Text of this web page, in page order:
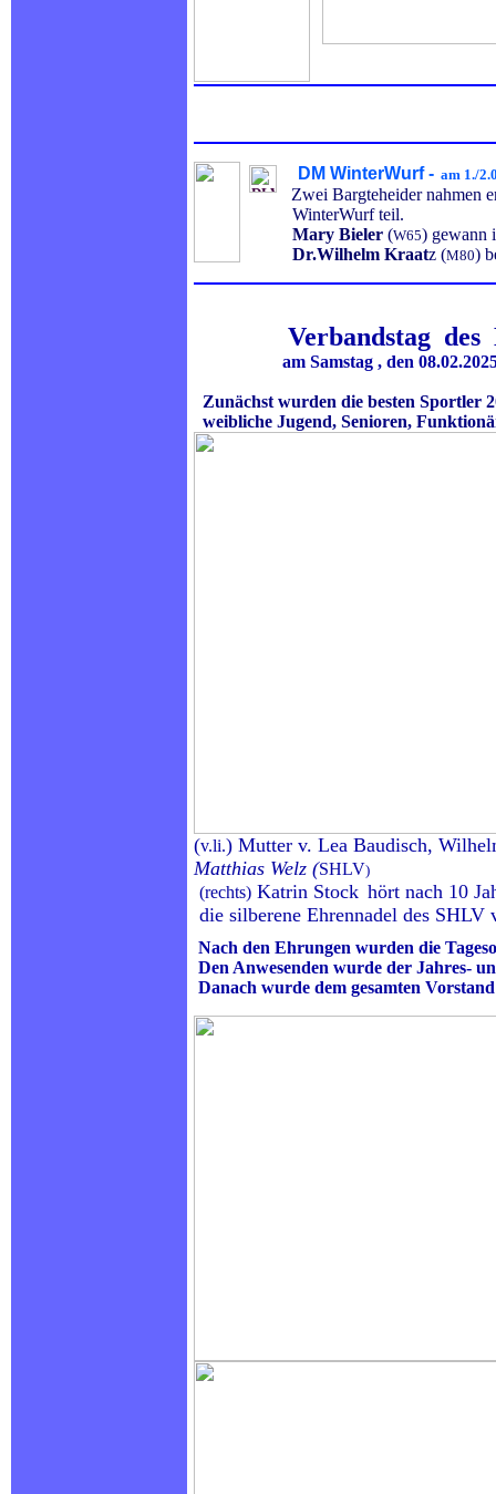
DM WinterWurf - am 1./
Zwei Bargteheider nahmen
WinterWurf teil.
Mary Bieler (W65) gewann
Dr.Wilhelm Kraatz (M80)
Verbandstag
am Samstag , den 08.02.2025
Zunächst wurden die besten Sportler
weibliche Jugend, Senioren,
(v.li.) Mutter v. Lea Baudisch,
Matthias Welz (SHLV)
(rechts) Katrin Stock hört nach 10
die silberene Ehrennadel des SHLV
Nach den Ehrungen wurden die
Den Anwesenden wurde der Jahres-
Danach wurde dem gesamten